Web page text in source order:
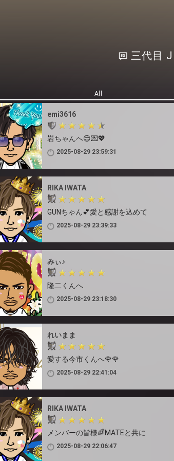
三代目
All
emi3616
岩ちゃんへ😊💌💖
2025-08-29 23:59:31
RIKA IWATA
GUNちゃん💕愛と感謝を込めて
2025-08-29 23:39:33
みぃ♪
隆二くんへ
2025-08-29 23:18:30
れいまま
愛する今市くんへ🌹🌹
2025-08-29 22:41:04
RIKA IWATA
メンバーの皆様🌈MATEと共に
2025-08-29 22:06:47